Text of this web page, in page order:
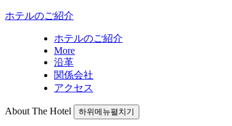
ホテルのご紹介
ホテルのご紹介
More
沿革
関係会社
アクセス
About The Hotel 하위메뉴펼치기